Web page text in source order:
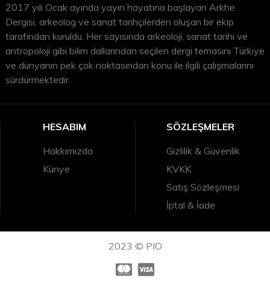
2017 yılı Ocak ayında yayın hayatına başlayan Arkhe
Dergisi, arkeolog ve sanat tarihçilerden oluşan bir ekip
tarafından kuruldu. Her sayısında arkeoloji, sanat tarihi ve
antropoloji gibi bilim dallarından seçilen dergi temasını Türkiye
ve dünyanın pek çok noktasından konu ile ilgili çalışmalarını
sürdürmektedir.
HESABIM
Hakkımızda
Künye
SÖZLEŞMELER
Gizlilik & Güvenlik
KVKK
Satış Sözleşmesi
İptal & İade
2023 © PIO